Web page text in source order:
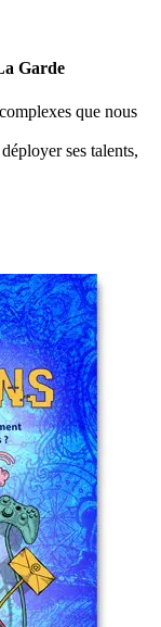
Garde
que nous
ses talents,